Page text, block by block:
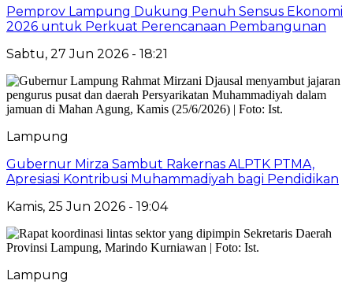
Pemprov Lampung Dukung Penuh Sensus Ekonomi
2026 untuk Perkuat Perencanaan Pembangunan
Sabtu, 27 Jun 2026 - 18:21
Lampung
Gubernur Mirza Sambut Rakernas ALPTK PTMA,
Apresiasi Kontribusi Muhammadiyah bagi Pendidikan
Kamis, 25 Jun 2026 - 19:04
Lampung